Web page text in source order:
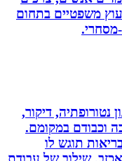
משפטיים בתחום
דיקור,
במקומם.
תוגש לו